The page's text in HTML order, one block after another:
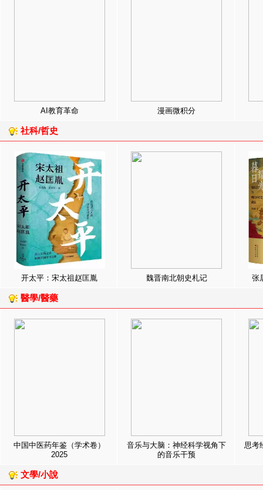
AI教育革命 漫画微积分
社科/哲史
开太平：宋太祖赵匡胤 魏晋南北朝史札记 张
醫學/醫藥
中国中医药年鉴（学术卷）
2025
音乐与大脑：神经科学视角下
的音乐干预
思考
文學/小說